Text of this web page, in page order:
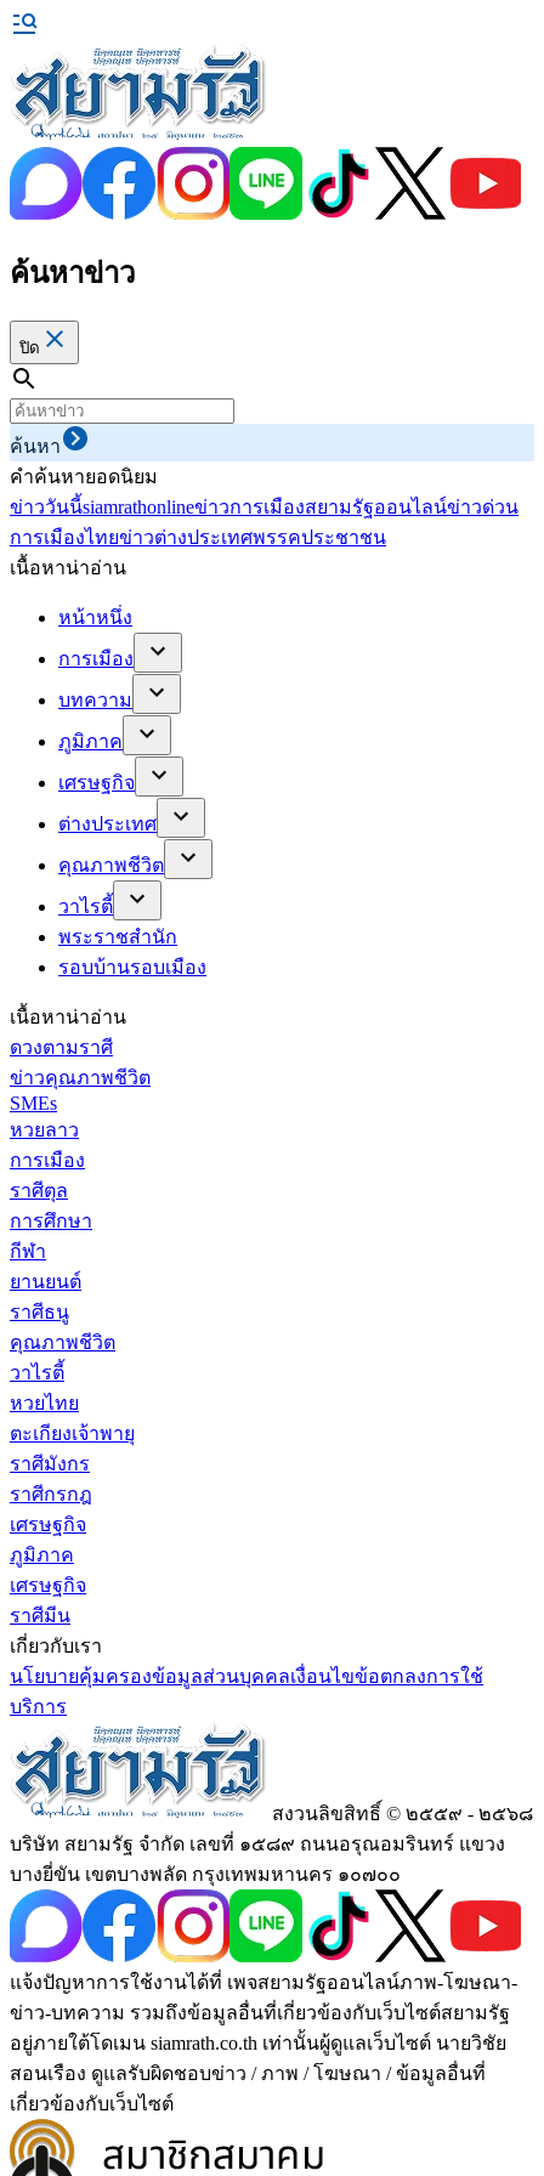
ค้นหาข่าว
ปิด
ค้นหา
คำค้นหายอดนิยม
ข่าววันนี้siamrathonlineข่าวการเมืองสยามรัฐออนไลน์ข่าวด่วน
การเมืองไทยข่าวต่างประเทศพรรคประชาชน
เนื้อหาน่าอ่าน
หน้าหนึ่ง
การเมือง
บทความ
ภูมิภาค
เศรษฐกิจ
ต่างประเทศ
คุณภาพชีวิต
วาไรตี้
พระราชสำนัก
รอบบ้านรอบเมือง
เนื้อหาน่าอ่าน
ดวงตามราศี
ข่าวคุณภาพชีวิต
SMEs
หวยลาว
การเมือง
ราศีตุล
การศึกษา
กีฬา
ยานยนต์
ราศีธนู
คุณภาพชีวิต
วาไรตี้
หวยไทย
ตะเกียงเจ้าพายุ
ราศีมังกร
ราศีกรกฎ
เศรษฐกิจ
ภูมิภาค
เศรษฐกิจ
ราศีมีน
เกี่ยวกับเรา
นโยบายคุ้มครองข้อมูลส่วนบุคคลเงื่อนไขข้อตกลงการใช้
บริการ
สงวนลิขสิทธิ์ © ๒๕๕๙ - ๒๕๖๘
บริษัท สยามรัฐ จำกัด เลขที่ ๑๕๘๙ ถนนอรุณอมรินทร์ แขวง
บางยี่ขัน เขตบางพลัด กรุงเทพมหานคร ๑๐๗๐๐
แจ้งปัญหาการใช้งานได้ที่ เพจสยามรัฐออนไลน์ภาพ-โฆษณา-
ข่าว-บทความ รวมถึงข้อมูลอื่นที่เกี่ยวข้องกับเว็บไซต์สยามรัฐ
อยู่ภายใต้โดเมน siamrath.co.th เท่านั้นผู้ดูแลเว็บไซต์ นายวิชัย
สอนเรือง ดูแลรับผิดชอบข่าว / ภาพ / โฆษณา / ข้อมูลอื่นที่
เกี่ยวข้องกับเว็บไซต์